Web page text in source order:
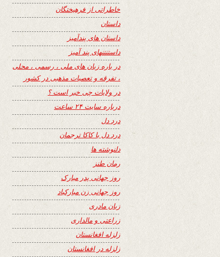
خاطراتی از فرهیختگان
داستان
داستان های پندآمیز
داستنتنهای پند آمیز
در باره زبان های ملی ، رسمی ، محلی
، تفرقه و تعصبات مذهبی در کشور
در ولایات چی خبر است ؟
درباره سایت ۲۴ ساعت
درد دل
درد دل با کاکا ترجمان
دلنوشته ها
رمان طنز
روز جهانی پدر مبارک
روز جهانی زن مبارکباد
زبان مادری
زراعتی و مالداری
زلزله افغانستان
زلزله در افغانستان